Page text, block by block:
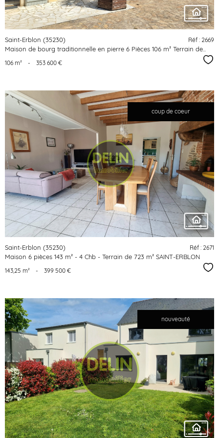
Saint-Erblon (35230)
Maison de bourg traditionnelle en pierre 6 Pièces 106 m² Terrain de...
Réf : 2669
106 m² - 353 600 €
coup de coeur
voir le
bien
Saint-Erblon (35230)
Maison 6 pièces 143 m² - 4 Chb - Terrain de 723 m² SAINT-ERBLON
Réf : 2671
143,25 m² - 399 500 €
nouveauté
voir le
bien